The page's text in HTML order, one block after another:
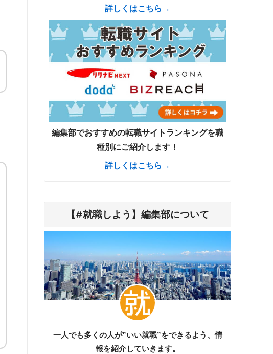
詳しくはこちら→
編集部でおすすめの転職サイトランキングを職
種別にご紹介します！
詳しくはこちら→
【#就職しよう】編集部について
一人でも多くの人が”いい就職”をできるよう、情
報を紹介していきます。